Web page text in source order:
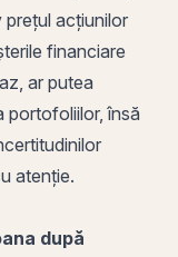
acțiunilor
financiare
ar putea
portofoliilor, însă
atenție.
după